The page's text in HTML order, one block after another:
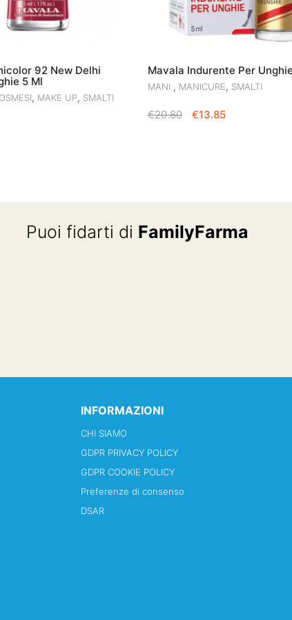
92 New Delhi
5 Ml
, MAKE UP, SMALTI
Mavala Indurente Per
MANI , MANICURE, SMALTI
€20.80
IL
€13.85IL
Puoi fidarti di FamilyFarma
INFORMAZIONI
CHI SIAMO
GDPR PRIVACY POLICY
GDPR COOKIE POLICY
Preferenze di consenso
DSAR